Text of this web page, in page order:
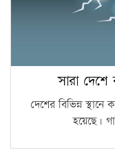
সারা দেশে
দেশের বিভিন্ন
হয়েছে।